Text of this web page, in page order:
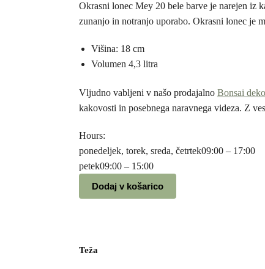
Okrasni lonec Mey 20 bele barve je narejen iz
zunanjo in notranjo uporabo. Okrasni lonec je
Višina: 18 cm
Volumen 4,3 litra
Vljudno vabljeni v našo prodajalno Bonsai
kakovosti in posebnega naravnega videza. Z
Hours:
ponedeljek, torek, sreda, četrtek09:00 – 17:00
petek09:00 – 15:00
Dodaj v košarico
Teža